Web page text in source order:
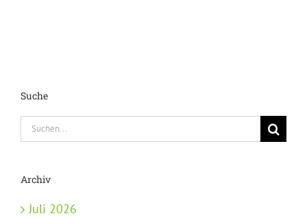
Suche
Suche
nach:
Archiv
Juli 2026